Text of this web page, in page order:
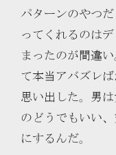
パターンのやつ
ってくれるのは
まったのが間違
て本当アバズレ
思い出した。男
のどうでもいい
にするんだ。